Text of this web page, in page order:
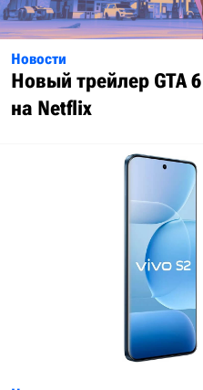
Новости
Новый трейлер GTA
на Netflix